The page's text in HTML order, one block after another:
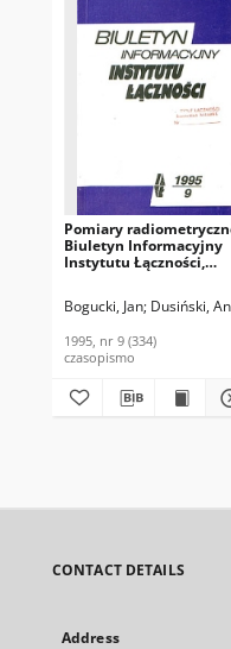
Pomiary
Biuletyn Informacyjny
Instytutu Łączności,
Bogucki, Jan Dusiński,
1995, nr 9 (334)
czasopismo
CONTACT DETAILS
Address